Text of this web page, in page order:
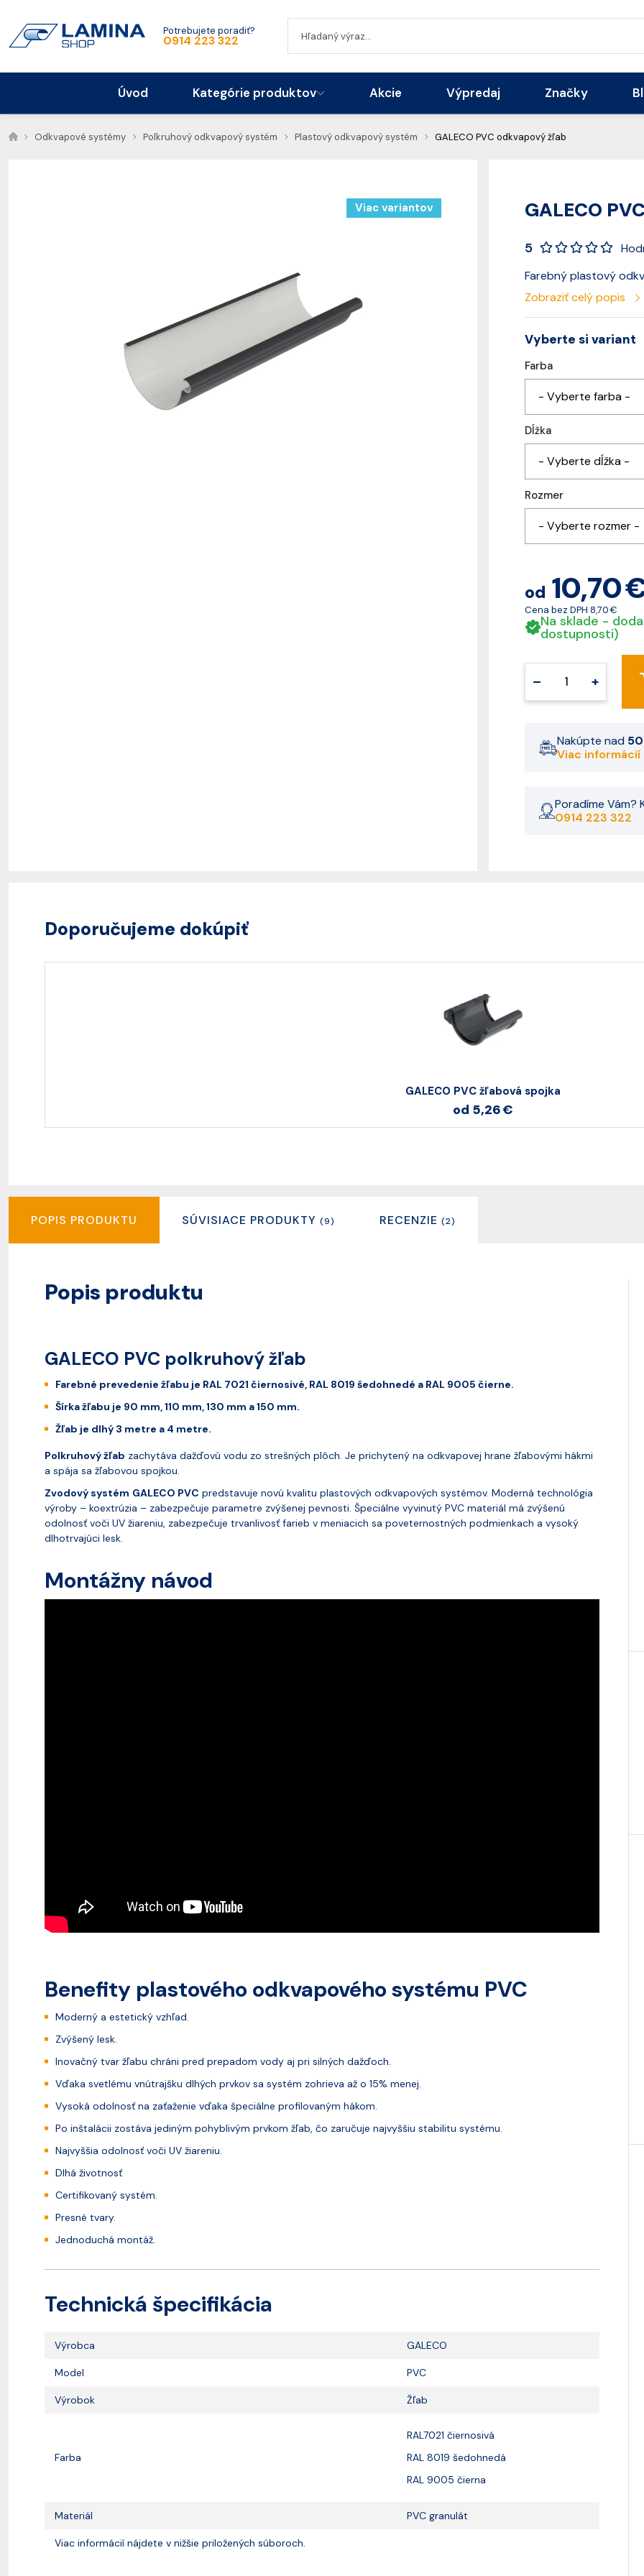
Potrebujete poradiť?
0914 223 322
Úvod Kategórie produktov Akcie Výpredaj Značky
Odkvapové systémy Polkruhový odkvapový systém Plastový odkvapový systém GALECO PVC odkvapový žľab
Viac variantov GALECO
5
Farebný plastový
Zobraziť celý popis
Vyberte si variant
Farba
- Vyberte farba -
Dĺžka
- Vyberte dĺžka -
Rozmer
- Vyberte rozmer -
od 10,70
Cena bez DPH 8,70 €
Na sklade -
dostupnosti)
– +
Nakúpte nad
Viac informácií
Poradíme Vám?
0914 223 322
Doporučujeme dokúpiť
GALECO PVC žľabová spojka
od 5,26 €
POPIS PRODUKTU SÚVISIACE PRODUKTY (9) RECENZIE (2)
Popis produktu
GALECO PVC polkruhový žľab
Farebné prevedenie žľabu je RAL 7021 čiernosivé, RAL 8019 šedohnedé a RAL 9005 čierne.
Šírka žľabu je 90 mm, 110 mm, 130 mm a 150 mm.
Žľab je dlhý 3 metre a 4 metre.
Polkruhový žľab zachytáva dažďovú vodu zo strešných plôch. Je prichytený na odkvapovej hrane žľabovými hákmi
a spája sa žľabovou spojkou.
Zvodový systém GALECO PVC predstavuje novú kvalitu plastových odkvapových systémov. Moderná technológia
výroby – koextrúzia – zabezpečuje parametre zvýšenej pevnosti. Špeciálne vyvinutý PVC materiál má zvýšenú
odolnosť voči UV žiareniu, zabezpečuje trvanlivosť farieb v meniacich sa poveternostných podmienkach a vysoký
dlhotrvajúci lesk.
Montážny návod
Benefity plastového odkvapového systému PVC
Moderný a estetický vzhľad.
Zvýšený lesk.
Inovačný tvar žľabu chráni pred prepadom vody aj pri silných dažďoch.
Vďaka svetlému vnútrajšku dlhých prvkov sa systém zohrieva až o 15% menej.
Vysoká odolnosť na zaťaženie vďaka špeciálne profilovaným hákom.
Po inštalácii zostáva jediným pohyblivým prvkom žľab, čo zaručuje najvyššiu stabilitu systému.
Najvyššia odolnosť voči UV žiareniu.
Dlhá životnosť
Certifikovaný systém.
Presné tvary.
Jednoduchá montáž.
Technická špecifikácia
Výrobca GALECO
Model PVC
Výrobok Žľab
Farba
RAL7021 čiernosivá
RAL 8019 šedohnedá
RAL 9005 čierna
Materiál PVC granulát
Viac informácií nájdete v nižšie priložených súboroch.